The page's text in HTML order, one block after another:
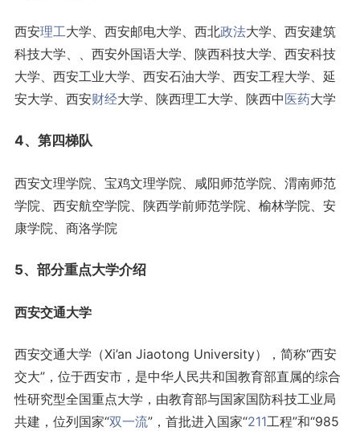
西安理工大学、西安邮电大学、西北政法大学、西安建筑
科技大学、、西安外国语大学、陕西科技大学、西安科技
大学、西安工业大学、西安石油大学、西安工程大学、延
安大学、西安财经大学、陕西理工大学、陕西中医药大学
4、第四梯队
西安文理学院、宝鸡文理学院、咸阳师范学院、渭南师范
学院、西安航空学院、陕西学前师范学院、榆林学院、安
康学院、商洛学院
5、部分重点大学介绍
西安交通大学
西安交通大学（Xi’an Jiaotong University），简称“西安
交大”，位于西安市，是中华人民共和国教育部直属的综合
性研究型全国重点大学，由教育部与国家国防科技工业局
共建，位列国家“双一流”，首批进入国家“211工程”和“985